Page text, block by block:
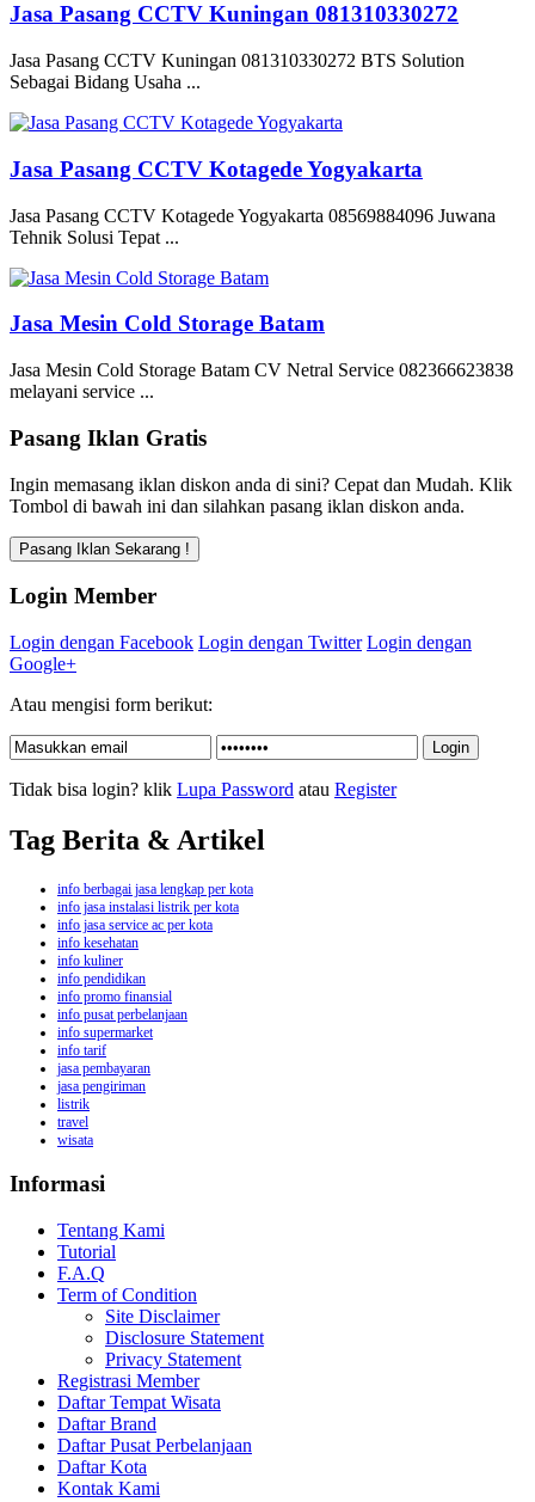
Jasa Pasang CCTV Kuningan 081310330272
Jasa Pasang CCTV Kuningan 081310330272 BTS Solution
Sebagai Bidang Usaha ...
Jasa Pasang CCTV Kotagede Yogyakarta
Jasa Pasang CCTV Kotagede Yogyakarta 08569884096 Juwana
Tehnik Solusi Tepat ...
Jasa Mesin Cold Storage Batam
Jasa Mesin Cold Storage Batam CV Netral Service 082366623838
melayani service ...
Pasang Iklan Gratis
Ingin memasang iklan diskon anda di sini? Cepat dan Mudah. Klik
Tombol di bawah ini dan silahkan pasang iklan diskon anda.
Login Member
Login dengan Facebook Login dengan Twitter Login dengan
Google+
Atau mengisi form berikut:
Tidak bisa login? klik Lupa Password atau Register
Tag Berita & Artikel
info berbagai jasa lengkap per kota
info jasa instalasi listrik per kota
info jasa service ac per kota
info kesehatan
info kuliner
info pendidikan
info promo finansial
info pusat perbelanjaan
info supermarket
info tarif
jasa pembayaran
jasa pengiriman
listrik
travel
wisata
Informasi
Tentang Kami
Tutorial
F.A.Q
Term of Condition
Site Disclaimer
Disclosure Statement
Privacy Statement
Registrasi Member
Daftar Tempat Wisata
Daftar Brand
Daftar Pusat Perbelanjaan
Daftar Kota
Kontak Kami